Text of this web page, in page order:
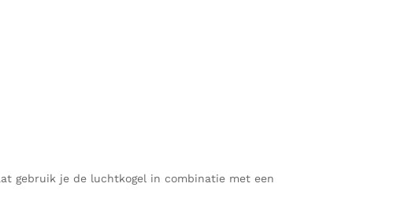
gebruik je de luchtkogel in combinatie met een